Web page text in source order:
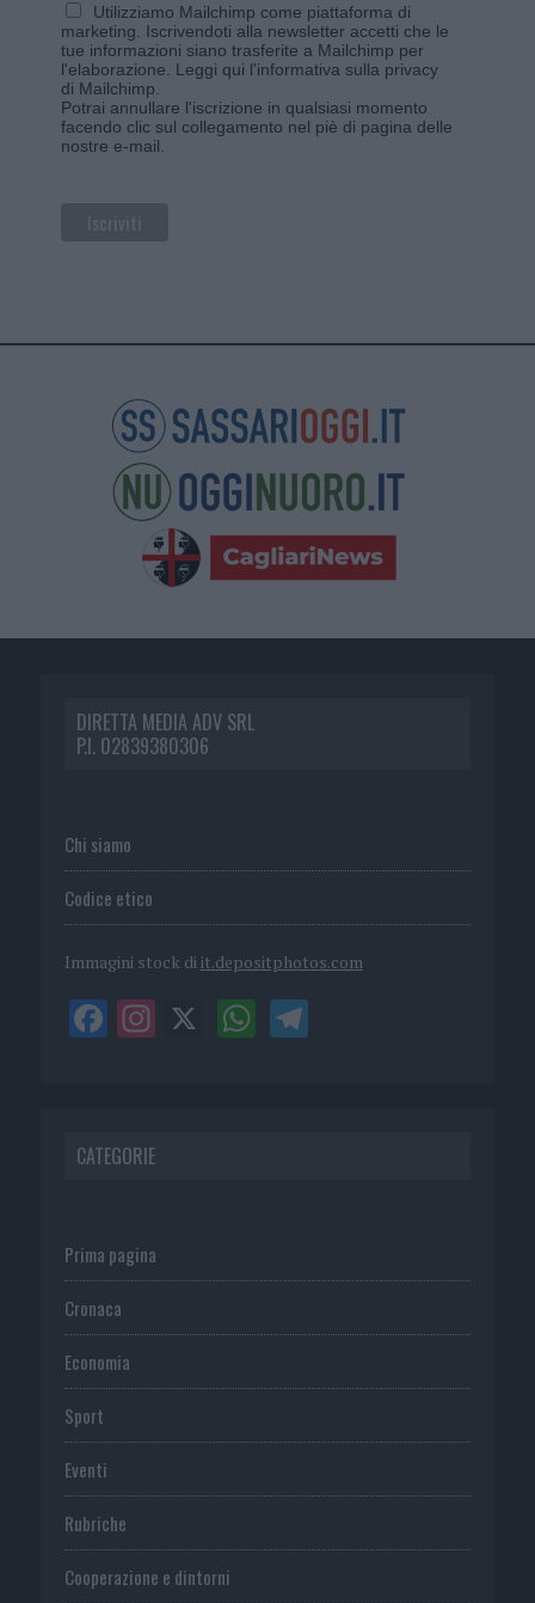
Utilizziamo Mailchimp come piattaforma di
marketing. Iscrivendoti alla newsletter accetti che le
tue informazioni siano trasferite a Mailchimp per
l'elaborazione. Leggi qui l'informativa sulla privacy
di Mailchimp
Potrai annullare l'iscrizione in qualsiasi momento
facendo clic sul collegamento nel piè di pagina delle
nostre e-mail.
DIRETTA MEDIA ADV SRL
P.I. 02839380306
Chi siamo
Codice etico
Immagini stock di it.depositphotos.com
CATEGORIE
Prima pagina
Cronaca
Economia
Sport
Eventi
Rubriche
Cooperazione e dintorni